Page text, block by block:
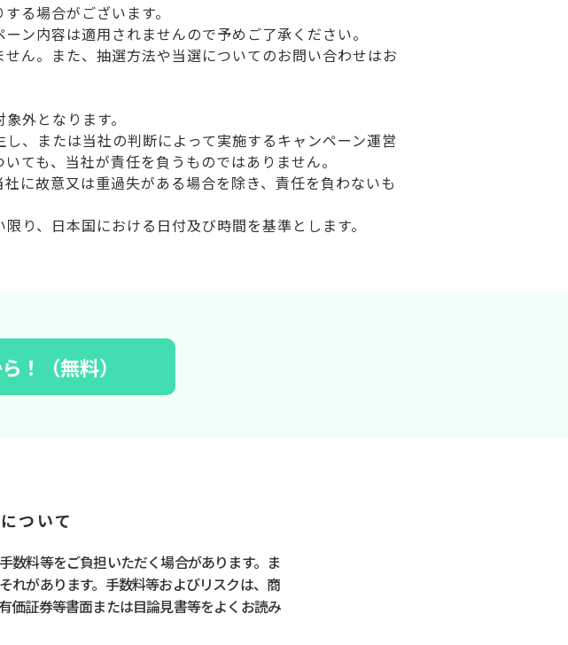
る場合がございます。
ン内容は適用されませんので予めご了承ください。
ん。また、抽選方法や当選についてのお問い合わせはお
外となります。
、または当社の判断によって実施するキャンペーン運営
ても、当社が責任を負うものではありません。
に故意又は重過失がある場合を除き、責任を負わないも
り、日本国における日付及び時間を基準とします。
！（無料）
ついて
数料等をご負担いただく場合があります。ま
れがあります。手数料等およびリスクは、商
価証券等書面または目論見書等をよくお読み